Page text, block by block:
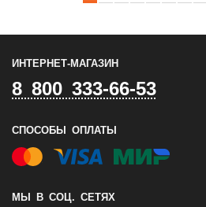
ИНТЕРНЕТ-МАГАЗИН
8 800 333-66-53
СПОСОБЫ ОПЛАТЫ
МЫ В СОЦ. СЕТЯХ